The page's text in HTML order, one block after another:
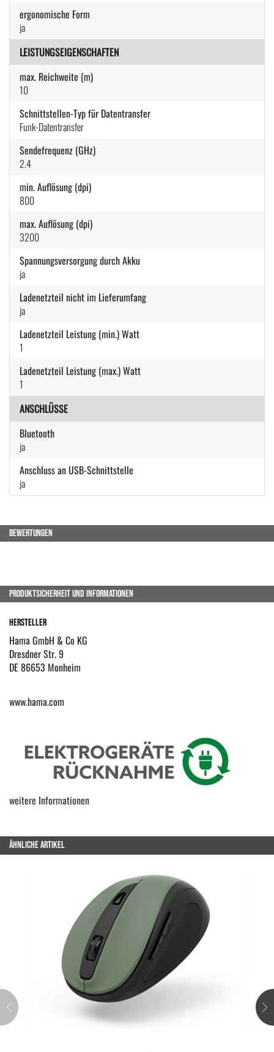
ergonomische Form
ja
LEISTUNGSEIGENSCHAFTEN
max. Reichweite (m)
10
Schnittstellen-Typ für Datentransfer
Funk-Datentransfer
Sendefrequenz (GHz)
2.4
min. Auflösung (dpi)
800
max. Auflösung (dpi)
3200
Spannungsversorgung durch Akku
ja
Ladenetzteil nicht im Lieferumfang
ja
Ladenetzteil Leistung (min.) Watt
1
Ladenetzteil Leistung (max.) Watt
1
ANSCHLÜSSE
Bluetooth
ja
Anschluss an USB-Schnittstelle
ja
BEWERTUNGEN
PRODUKTSICHERHEIT UND INFORMATIONEN
Hersteller
Hama GmbH & Co KG
Dresdner Str. 9
DE 86653 Monheim
www.hama.com
weitere Informationen
ÄHNLICHE ARTIKEL